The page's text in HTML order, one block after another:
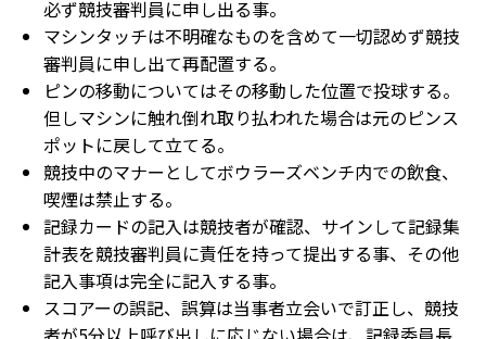
必ず競技審判員に申し出る事。
マシンタッチは不明確なものを含めて一切認めず競技
審判員に申し出て再配置する。
ピンの移動についてはその移動した位置で投球する。
但しマシンに触れ倒れ取り払われた場合は元のピンス
ポットに戻して立てる。
競技中のマナーとしてボウラーズベンチ内での飲食、
喫煙は禁止する。
記録カードの記入は競技者が確認、サインして記録集
計表を競技審判員に責任を持って提出する事、その他
記入事項は完全に記入する事。
スコアーの誤記、誤算は当事者立会いで訂正し、競技